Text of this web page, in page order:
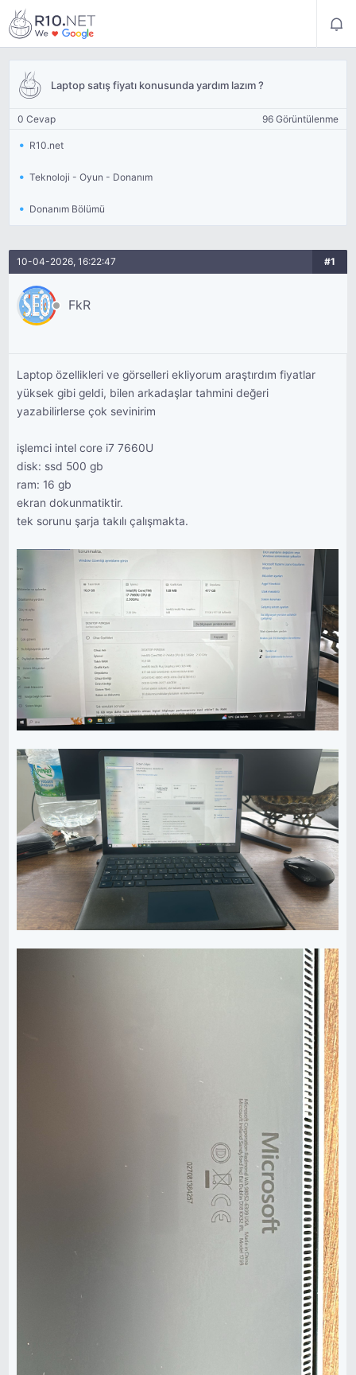
Laptop satış fiyatı konusunda yardım lazım ?
0 Cevap 96 Görüntülenme
R10.net
Teknoloji - Oyun - Donanım
Donanım Bölümü
10-04-2026, 16:22:47 #1
FkR
Laptop özellikleri ve görselleri ekliyorum araştırdım fiyatlar
yüksek gibi geldi, bilen arkadaşlar tahmini değeri
yazabilirlerse çok sevinirim
işlemci intel core i7 7660U
disk: ssd 500 gb
ram: 16 gb
ekran dokunmatiktir.
tek sorunu şarja takılı çalışmakta.